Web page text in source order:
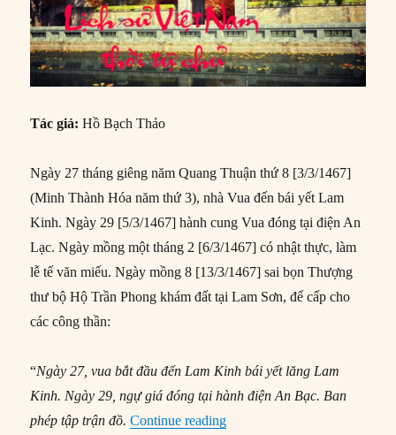
Tác giả: Hồ Bạch Thảo
Ngày 27 tháng giêng năm Quang Thuận thứ 8 [3/3/1467]
(Minh Thành Hóa năm thứ 3), nhà Vua đến bái yết Lam
Kinh. Ngày 29 [5/3/1467] hành cung Vua đóng tại điện An
Lạc. Ngày mồng một tháng 2 [6/3/1467] có nhật thực, làm
lễ tế văn miếu. Ngày mồng 8 [13/3/1467] sai bọn Thượng
thư bộ Hộ Trần Phong khám đất tại Lam Sơn, để cấp cho
các công thần:
“Ngày 27, vua bắt đầu đến Lam Kinh bái yết lăng Lam
Kinh. Ngày 29, ngự giá đóng tại hành điện An Bạc. Ban
phép tập trận đồ.Continue reading“Đại Việt dưới thời vua Lê